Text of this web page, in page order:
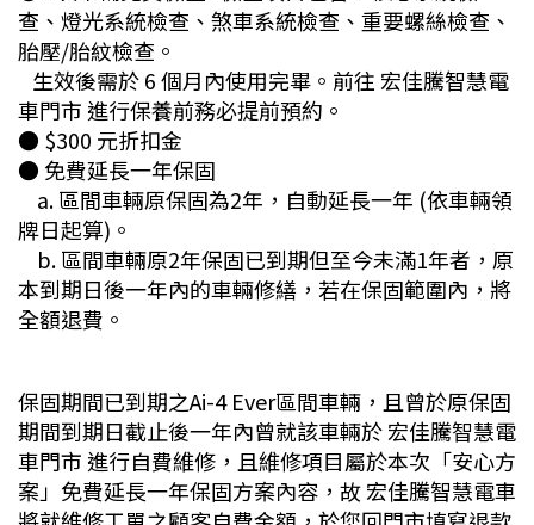
查、燈光系統檢查、煞車系統檢查、重要螺絲檢查、
胎壓/胎紋檢查。
生效後需於 6 個月內使用完畢。前往 宏佳騰智慧電
車門市 進行保養前務必提前預約。
● $300 元折扣金
● 免費延長一年保固
a. 區間車輛原保固為2年，自動延長一年 (依車輛領
牌日起算)。
b. 區間車輛原2年保固已到期但至今未滿1年者，原
本到期日後一年內的車輛修繕，若在保固範圍內，將
全額退費。
保固期間已到期之Ai-4 Ever區間車輛，且曾於原保固
期間到期日截止後一年內曾就該車輛於 宏佳騰智慧電
車門市 進行自費維修，且維修項目屬於本次「安心方
案」免費延長一年保固方案內容，故 宏佳騰智慧電車